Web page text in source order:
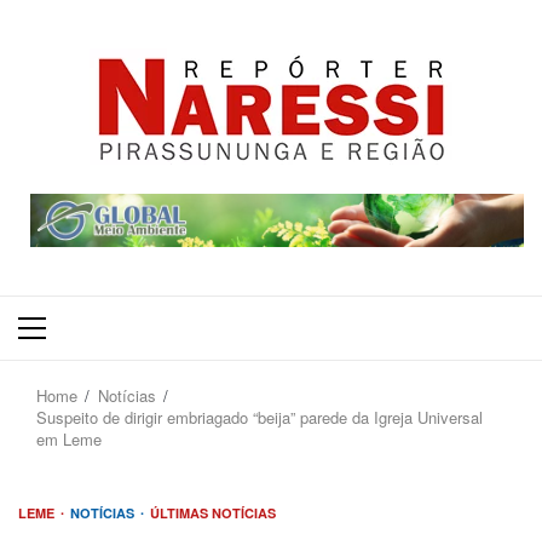
Primary
Home
Notícias
Suspeito de dirigir embriagado “beija” parede da Igreja Universal
em Leme
LEME NOTÍCIAS ÚLTIMAS NOTÍCIAS